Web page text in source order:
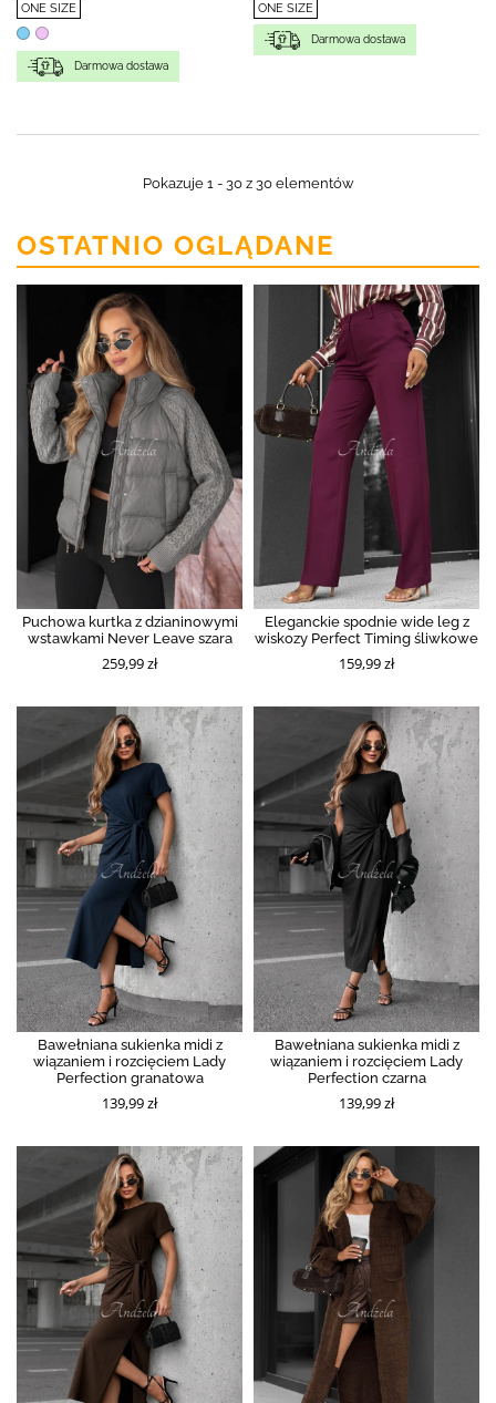
ONE SIZE
Darmowa dostawa
ONE SIZE
Darmowa dostawa
Pokazuje 1 - 30 z 30 elementów
OSTATNIO OGLĄDANE
Puchowa kurtka z dzianinowymi
wstawkami Never Leave szara
259,99 zł
Eleganckie spodnie wide leg z
wiskozy Perfect Timing śliwkowe
159,99 zł
Bawełniana sukienka midi z
wiązaniem i rozcięciem Lady
Perfection granatowa
139,99 zł
Bawełniana sukienka midi z
wiązaniem i rozcięciem Lady
Perfection czarna
139,99 zł